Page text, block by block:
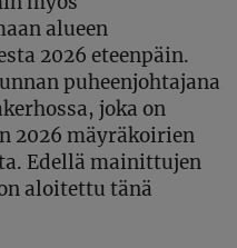
alueen
2026 eteenpäin.
puheenjohtajana
joka on
2026 mäyräkoirien
Edellä mainittujen
aloitettu tänä